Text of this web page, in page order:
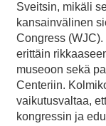
Sveitsin, mikäli
kansainvälinen
Congress
erittäin
museoon sekä
Centeriin.
vaikutusvaltaa,
kongressin ja